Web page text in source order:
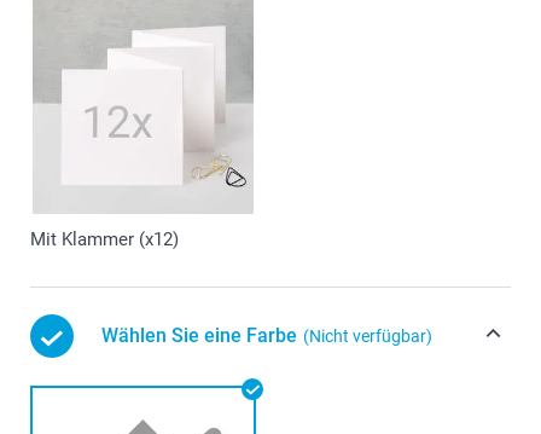
Mit Klammer (x12)
Wählen Sie eine Farbe (Nicht verfügbar)